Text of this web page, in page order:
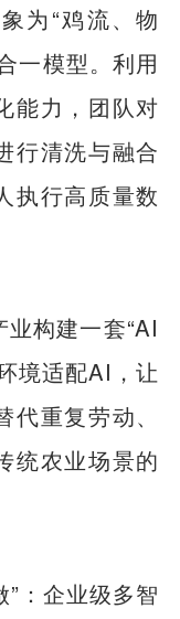
为“鸡流、物
一模型。利用
能力，团队对
行清洗与融合
执行高质量数
构建一套“AI
境适配AI，让
重复劳动、
统农业场景的
”：企业级多智